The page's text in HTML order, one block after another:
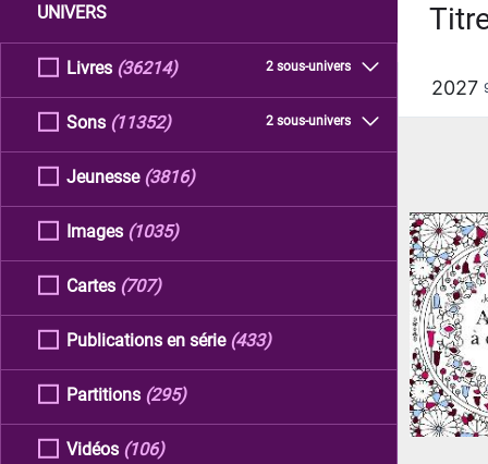
UNIVERS
Livres 2 sous-univers
(36214)
Sons 2 sous-univers
(11352)
Jeunesse (3816)
Images (1035)
Cartes (707)
Publications en série (433)
Partitions (295)
Vidéos (106)
2027